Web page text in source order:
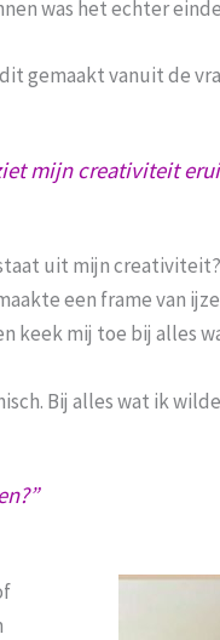
was het echter
gemaakt vanuit de
mijn creativiteit
uit mijn
een frame van
keek mij toe bij alles
Bij alles wat ik